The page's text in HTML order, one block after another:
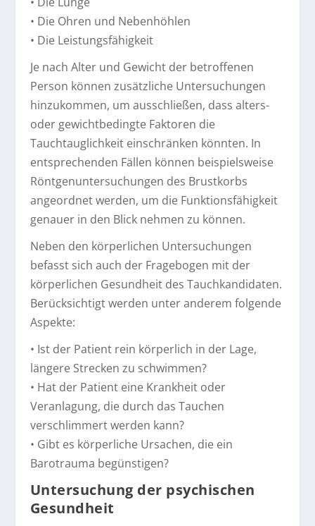
• Die Ohren und Nebenhöhlen
• Die Leistungsfähigkeit
Je nach Alter und Gewicht der betroffenen
Person können zusätzliche Untersuchungen
hinzukommen, um ausschließen, dass alters-
oder gewichtbedingte Faktoren die
Tauchtauglichkeit einschränken könnten. In
entsprechenden Fällen können beispielsweise
Röntgenuntersuchungen des Brustkorbs
angeordnet werden, um die Funktionsfähigkeit
genauer in den Blick nehmen zu können.
Neben den körperlichen Untersuchungen
befasst sich auch der Fragebogen mit der
körperlichen Gesundheit des Tauchkandidaten.
Berücksichtigt werden unter anderem folgende
Aspekte:
• Ist der Patient rein körperlich in der Lage,
längere Strecken zu schwimmen?
• Hat der Patient eine Krankheit oder
Veranlagung, die durch das Tauchen
verschlimmert werden kann?
• Gibt es körperliche Ursachen, die ein
Barotrauma begünstigen?
Untersuchung der psychischen
Gesundheit